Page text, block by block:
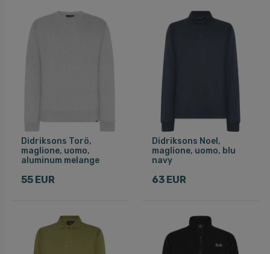
Didriksons Torö,
maglione, uomo,
aluminum melange
55 EUR
Didriksons Noel,
maglione, uomo, blu
navy
63 EUR